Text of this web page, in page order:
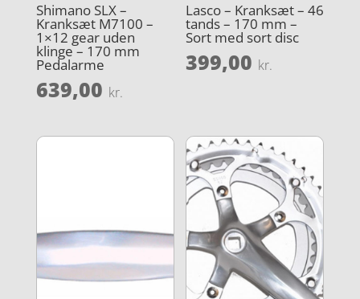
Shimano SLX –
Kranksæt M7100 –
1×12 gear uden
klinge – 170 mm
Pedalarme
639,00 kr.
Lasco – Kranksæt – 46
tands – 170 mm –
Sort med sort disc
399,00 kr.